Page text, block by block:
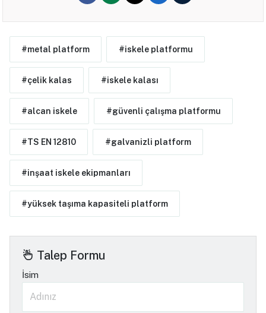
#metal platform #iskele platformu
#çelik kalas #iskele kalası
#alcan iskele #güvenli çalışma platformu
#TS EN 12810 #galvanizli platform
#inşaat iskele ekipmanları
#yüksek taşıma kapasiteli platform
Talep Formu
İsim